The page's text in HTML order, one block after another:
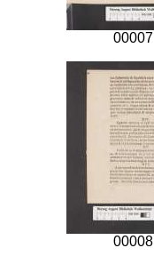
00007
00008